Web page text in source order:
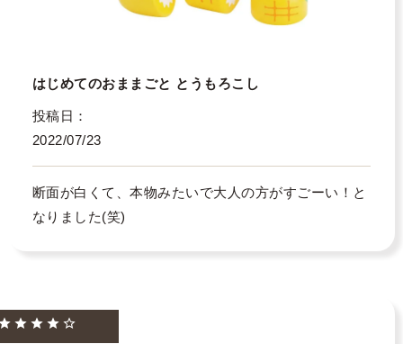
はじめてのおままごと とうもろこし
投稿日
2022/07/23
断面が白くて、本物みたいで大人の方がすごーい！と
なりました(笑)